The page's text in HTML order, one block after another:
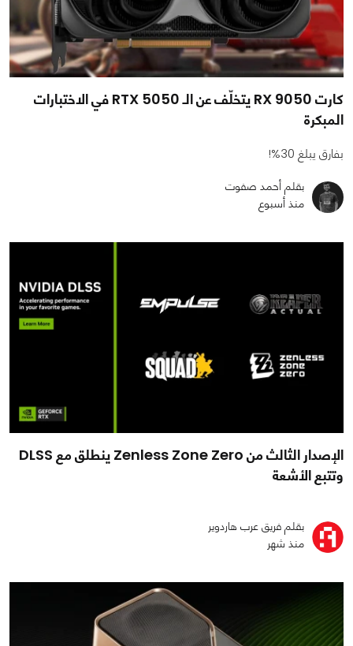
كارت RX 9050 يتخلّف عن الـ RTX 5050 في الاختبارات
المبكرة
بفارق يبلغ 30%!
بقلم أحمد صفوت
منذ أسبوع
الإصدار الثالث من Zenless Zone Zero ينطلق مع DLSS
وتتبع الأشعة
بقلم فريق عرب هاردوير
منذ شهر